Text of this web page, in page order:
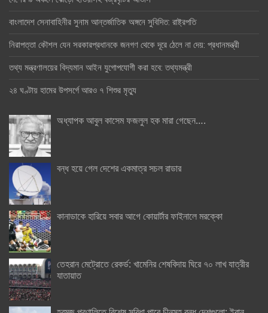
বাংলাদেশ সেনাবাহিনীর সুনাম আন্তর্জাতিক অঙ্গনে সুবিদিত: রাষ্ট্রপতি
নিরাপত্তা কৌশল যেন সরকারপ্রধানকে জনগণ থেকে দূরে ঠেলে না দেয়: প্রধানমন্ত্রী
তথ্য মন্ত্রণালয়ের বিদ্যমান আইন যুগোপযোগী করা হবে: তথ্যমন্ত্রী
২৪ ঘণ্টায় হামের উপসর্গে আরও ৭ শিশুর মৃত্যু
অধ্যাপক আবুল কাসেম ফজলুল হক মারা গেছেন….
বন্ধ হয়ে গেল দেশের একমাত্র সচল রাডার
কানাডাকে হারিয়ে সবার আগে কোয়ার্টার ফাইনালে মরক্কো
তেহরান মেট্রোতে রেকর্ড: খামেনির শেষবিদায় ঘিরে ৭০ লাখ যাত্রীর
যাতায়াত